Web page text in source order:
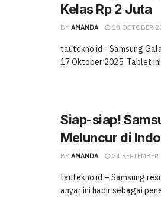
Kelas Rp 2 Juta
BY AMANDA 18 OCTOBER
tautekno.id - Samsung
17 Oktober 2025. Tablet
Siap-siap!
Meluncur di
BY AMANDA 24
tautekno.id – Samsung
anyar ini hadir sebagai